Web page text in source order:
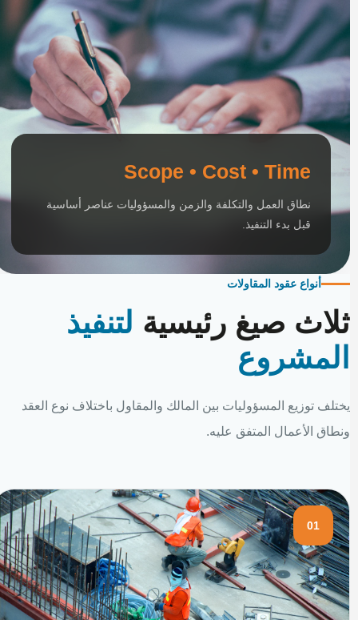
Scope • Cost • Time
نطاق العمل والتكلفة والزمن والمسؤوليات عناصر أساسية
قبل بدء التنفيذ.
أنواع عقود المقاولات
ثلاث صيغ رئيسية لتنفيذ
المشروع
يختلف توزيع المسؤوليات بين المالك والمقاول باختلاف نوع العقد
ونطاق الأعمال المتفق عليه.
01